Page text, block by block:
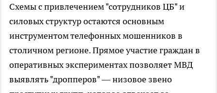
Схемы с привлечением "сотрудников ЦБ" и
силовых структур остаются основным
инструментом телефонных мошенников в
столичном регионе. Прямое участие граждан в
оперативных экспериментах позволяет МВД
выявлять "дропперов" — низовое звено